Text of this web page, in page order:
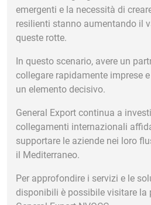
emergenti e la necessità di
resilienti stanno aumentando il
queste rotte.
In questo scenario, avere un
collegare rapidamente imprese
un elemento decisivo.
General Export continua a
collegamenti internazionali
supportare le aziende nei loro
il Mediterraneo.
Per approfondire i servizi e le
disponibili è possibile visitare la